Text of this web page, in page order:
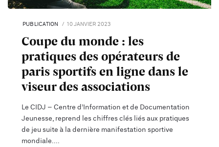
PUBLICATION 10 JANVIER 2023
Coupe du monde : les
pratiques des opérateurs de
paris sportifs en ligne dans le
viseur des associations
Le CIDJ – Centre d’Information et de Documentation
Jeunesse, reprend les chiffres clés liés aux pratiques
de jeu suite à la dernière manifestation sportive
mondiale.